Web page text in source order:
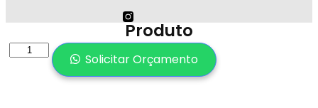
Produto
Produto
quantidade
Solicitar Orçamento